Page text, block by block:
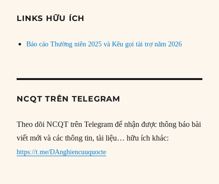
đề
LINKS HỮU ÍCH
Báo cáo Thường niên 2025 và Kêu gọi tài trợ năm 2026
NCQT TRÊN TELEGRAM
Theo dõi NCQT trên Telegram để nhận được thông báo bài
viết mới và các thông tin, tài liệu… hữu ích khác:
https://t.me/DAnghiencuuquocte